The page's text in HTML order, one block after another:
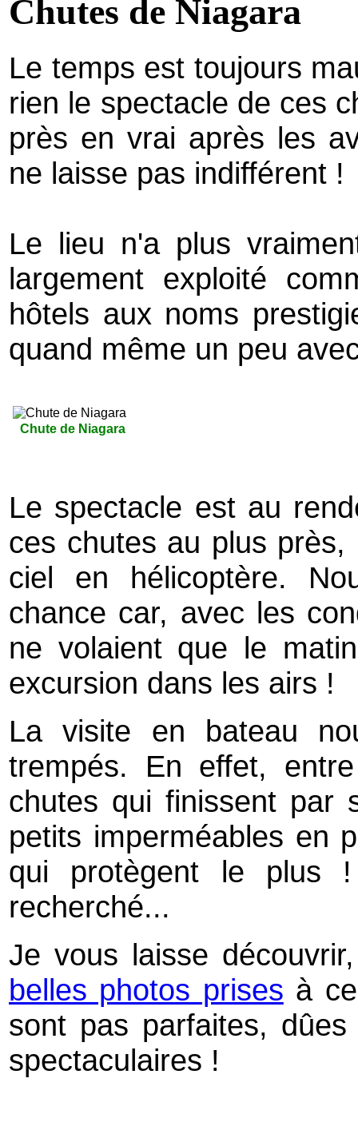
Chutes de Niagara
Le temps est toujours
rien le spectacle de ces
près en vrai après les
ne laisse pas indifférent !
Le lieu n'a plus
largement exploité
hôtels aux noms
quand même un peu
Chute de Niagara
Le spectacle est au
ces chutes au plus
ciel en hélicoptère.
chance car, avec les
ne volaient que le
excursion dans les airs !
La visite en bateau
trempés. En effet,
chutes qui finissent par
petits imperméables en
qui protègent le plus
recherché...
Je vous laisse
belles photos prises à
sont pas parfaites,
spectaculaires !